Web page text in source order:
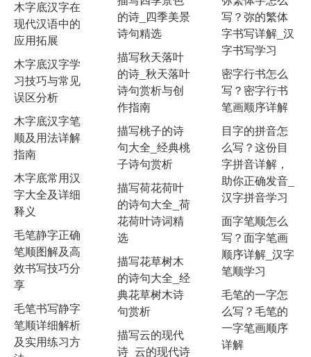
木字底汉字在
现代汉语中的
应用拓展
木字底汉字学
习技巧与常见
误区分析
木字底汉字笔
顺及用法详解
指南
木字底常用汉
字大全及详细
释义
毛笔静字正确
笔顺图解及高
效书写技巧分
享
毛笔书写静字
笔顺详细解析
及实用练习方
的诗_四季美景
诗句精选
描写秋天落叶
的诗_秋天落叶
诗句赏析与创
作指南
描写桃子的诗
句大全_经典桃
子诗句赏析
描写荷花荷叶
的诗句大全_荷
花荷叶诗词精
选
描写花草树木
的诗句大全_经
典花草树木诗
句赏析
描写云的现代
诗_云的现代诗
写？弥的繁体
字书写详解_汉
字书写学习
密字行书怎么
写？密字行书
笔画顺序详解
目字的拼音怎
么写？这份目
字拼音详解，
助你正确发音_
汉字拼音学习
面字笔顺怎么
写？面字笔画
顺序详解_汉字
笔顺学习
毛笔的一字怎
么写？毛笔的
一字笔画顺序
详解